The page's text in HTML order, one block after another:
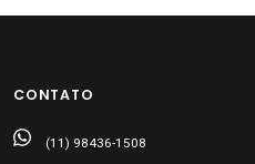
CONTATO
(11) 98436-1508